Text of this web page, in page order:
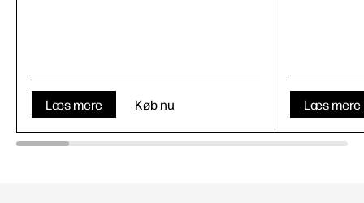
Læs mere Køb nu Læs mere